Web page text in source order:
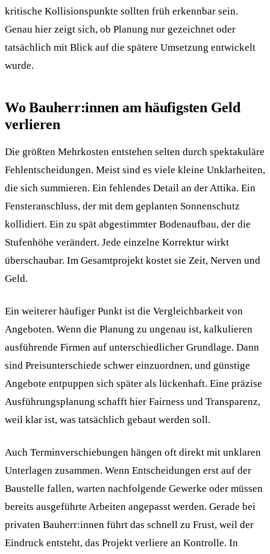
kritische Kollisionspunkte sollten früh erkennbar sein.
Genau hier zeigt sich, ob Planung nur gezeichnet oder
tatsächlich mit Blick auf die spätere Umsetzung entwickelt
wurde.
Wo Bauherr:innen am häufigsten Geld
verlieren
Die größten Mehrkosten entstehen selten durch spektakuläre
Fehlentscheidungen. Meist sind es viele kleine Unklarheiten,
die sich summieren. Ein fehlendes Detail an der Attika. Ein
Fensteranschluss, der mit dem geplanten Sonnenschutz
kollidiert. Ein zu spät abgestimmter Bodenaufbau, der die
Stufenhöhe verändert. Jede einzelne Korrektur wirkt
überschaubar. Im Gesamtprojekt kostet sie Zeit, Nerven und
Geld.
Ein weiterer häufiger Punkt ist die Vergleichbarkeit von
Angeboten. Wenn die Planung zu ungenau ist, kalkulieren
ausführende Firmen auf unterschiedlicher Grundlage. Dann
sind Preisunterschiede schwer einzuordnen, und günstige
Angebote entpuppen sich später als lückenhaft. Eine präzise
Ausführungsplanung schafft hier Fairness und Transparenz,
weil klar ist, was tatsächlich gebaut werden soll.
Auch Terminverschiebungen hängen oft direkt mit unklaren
Unterlagen zusammen. Wenn Entscheidungen erst auf der
Baustelle fallen, warten nachfolgende Gewerke oder müssen
bereits ausgeführte Arbeiten angepasst werden. Gerade bei
privaten Bauherr:innen führt das schnell zu Frust, weil der
Eindruck entsteht, das Projekt verliere an Kontrolle. In